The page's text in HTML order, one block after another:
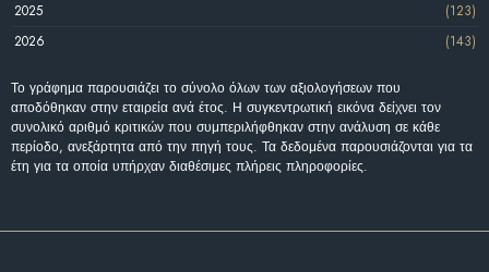
2025
(123)
2026
(143)
Το γράφημα παρουσιάζει το σύνολο όλων των αξιολογήσεων που
αποδόθηκαν στην εταιρεία ανά έτος. Η συγκεντρωτική εικόνα δείχνει τον
συνολικό αριθμό κριτικών που συμπεριλήφθηκαν στην ανάλυση σε κάθε
περίοδο, ανεξάρτητα από την πηγή τους. Τα δεδομένα παρουσιάζονται για τα
έτη για τα οποία υπήρχαν διαθέσιμες πλήρεις πληροφορίες.